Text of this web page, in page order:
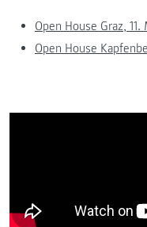
Open House Graz, 11.
Open House